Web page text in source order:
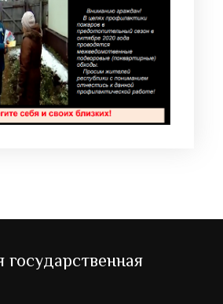
государственная